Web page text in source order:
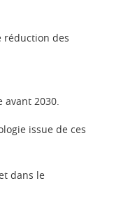
réduction des
2030.
issue de ces
dans le